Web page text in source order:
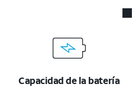
Capacidad de la batería